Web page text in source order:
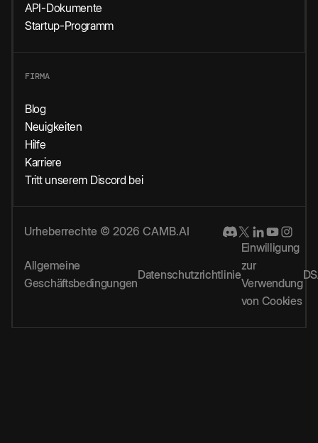
API-Dokumente
Startup-Programm
FIRMA
Blog
Neuigkeiten
Hilfe
Karriere
Tritt unserem Discord bei
Urheberrechte © 2026 CAMB.AI
Allgemeine
Geschäftsbedingungen
Datenschutzrichtlinie
Einwilligung
zur
Verwendung
von Cookies